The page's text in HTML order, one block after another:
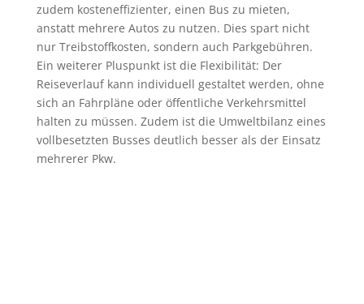
zudem kosteneffizienter, einen Bus zu mieten,
anstatt mehrere Autos zu nutzen. Dies spart nicht
nur Treibstoffkosten, sondern auch Parkgebühren.
Ein weiterer Pluspunkt ist die Flexibilität: Der
Reiseverlauf kann individuell gestaltet werden, ohne
sich an Fahrpläne oder öffentliche Verkehrsmittel
halten zu müssen. Zudem ist die Umweltbilanz eines
vollbesetzten Busses deutlich besser als der Einsatz
mehrerer Pkw.